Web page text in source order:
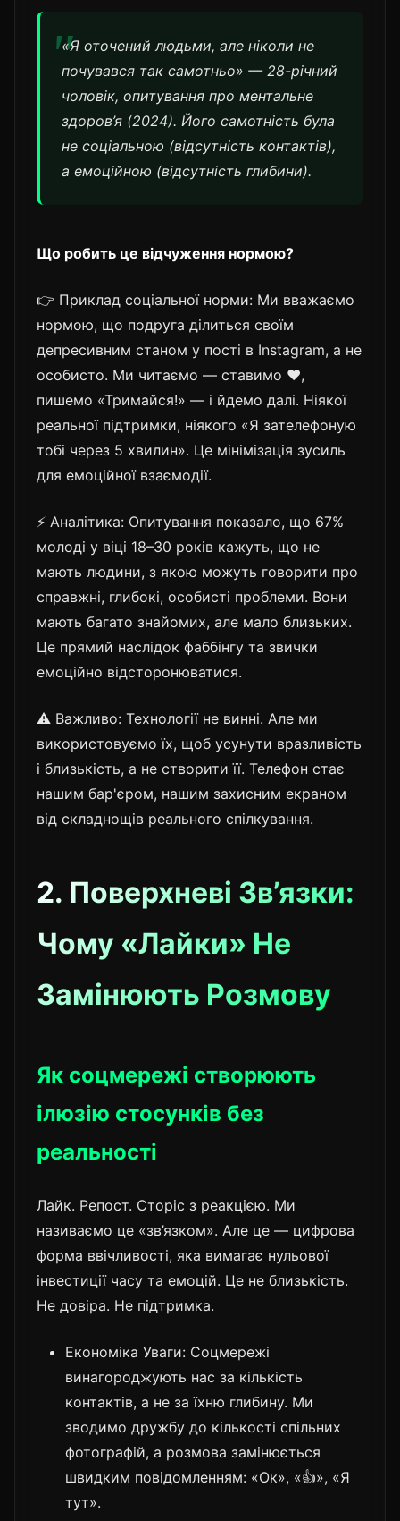
«Я оточений людьми, але ніколи не
почувався так самотньо» — 28-річний
чоловік, опитування про ментальне
здоров’я (2024). Його самотність була
не соціальною (відсутність контактів),
а емоційною (відсутність глибини).
Що робить це відчуження нормою?
👉 Приклад соціальної норми: Ми вважаємо
нормою, що подруга ділиться своїм
депресивним станом у пості в Instagram, а не
особисто. Ми читаємо — ставимо ❤️,
пишемо «Тримайся!» — і йдемо далі. Ніякої
реальної підтримки, ніякого «Я зателефоную
тобі через 5 хвилин». Це мінімізація зусиль
для емоційної взаємодії.
⚡ Аналітика: Опитування показало, що 67%
молоді у віці 18–30 років кажуть, що не
мають людини, з якою можуть говорити про
справжні, глибокі, особисті проблеми. Вони
мають багато знайомих, але мало близьких.
Це прямий наслідок фаббінгу та звички
емоційно відсторонюватися.
⚠️ Важливо: Технології не винні. Але ми
використовуємо їх, щоб усунути вразливість
і близькість, а не створити її. Телефон стає
нашим бар'єром, нашим захисним екраном
від складнощів реального спілкування.
2. Поверхневі Зв’язки:
Чому «Лайки» Не
Замінюють Розмову
Як соцмережі створюють
ілюзію стосунків без
реальності
Лайк. Репост. Сторіс з реакцією. Ми
називаємо це «зв’язком». Але це — цифрова
форма ввічливості, яка вимагає нульової
інвестиції часу та емоцій. Це не близькість.
Не довіра. Не підтримка.
Економіка Уваги: Соцмережі
винагороджують нас за кількість
контактів, а не за їхню глибину. Ми
зводимо дружбу до кількості спільних
фотографій, а розмова замінюється
швидким повідомленням: «Ок», «👍», «Я
тут».